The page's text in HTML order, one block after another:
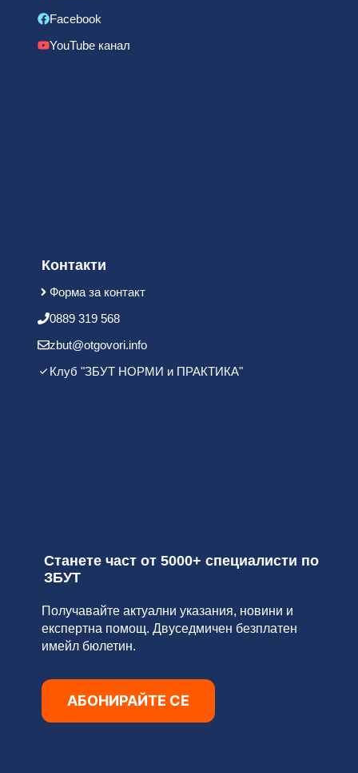
Facebook
YouTube канал
Контакти
Форма за контакт
0889 319 568
zbut@otgovori.info
Клуб "ЗБУТ НОРМИ и ПРАКТИКА"
Станете част от 5000+ специалисти по
ЗБУТ
Получавайте актуални указания, новини и
експертна помощ. Двуседмичен безплатен
имейл бюлетин.
АБОНИРАЙТЕ СЕ